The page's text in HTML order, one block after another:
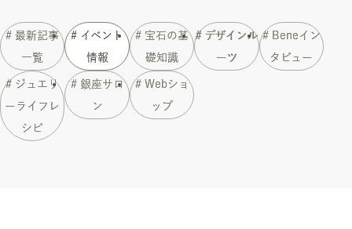
# 最新記事
一覧
# イベント
情報
# 宝石の基
礎知識
# デザインル
ーツ
# Beneイン
タビュー
# ジュエリ
ーライフレ
シピ
# 銀座サロ
ン
# Webショ
ップ